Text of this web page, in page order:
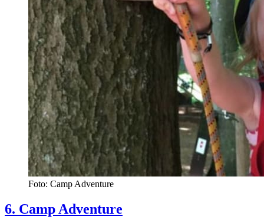
Foto: Camp Adventure
6. Camp Adventure